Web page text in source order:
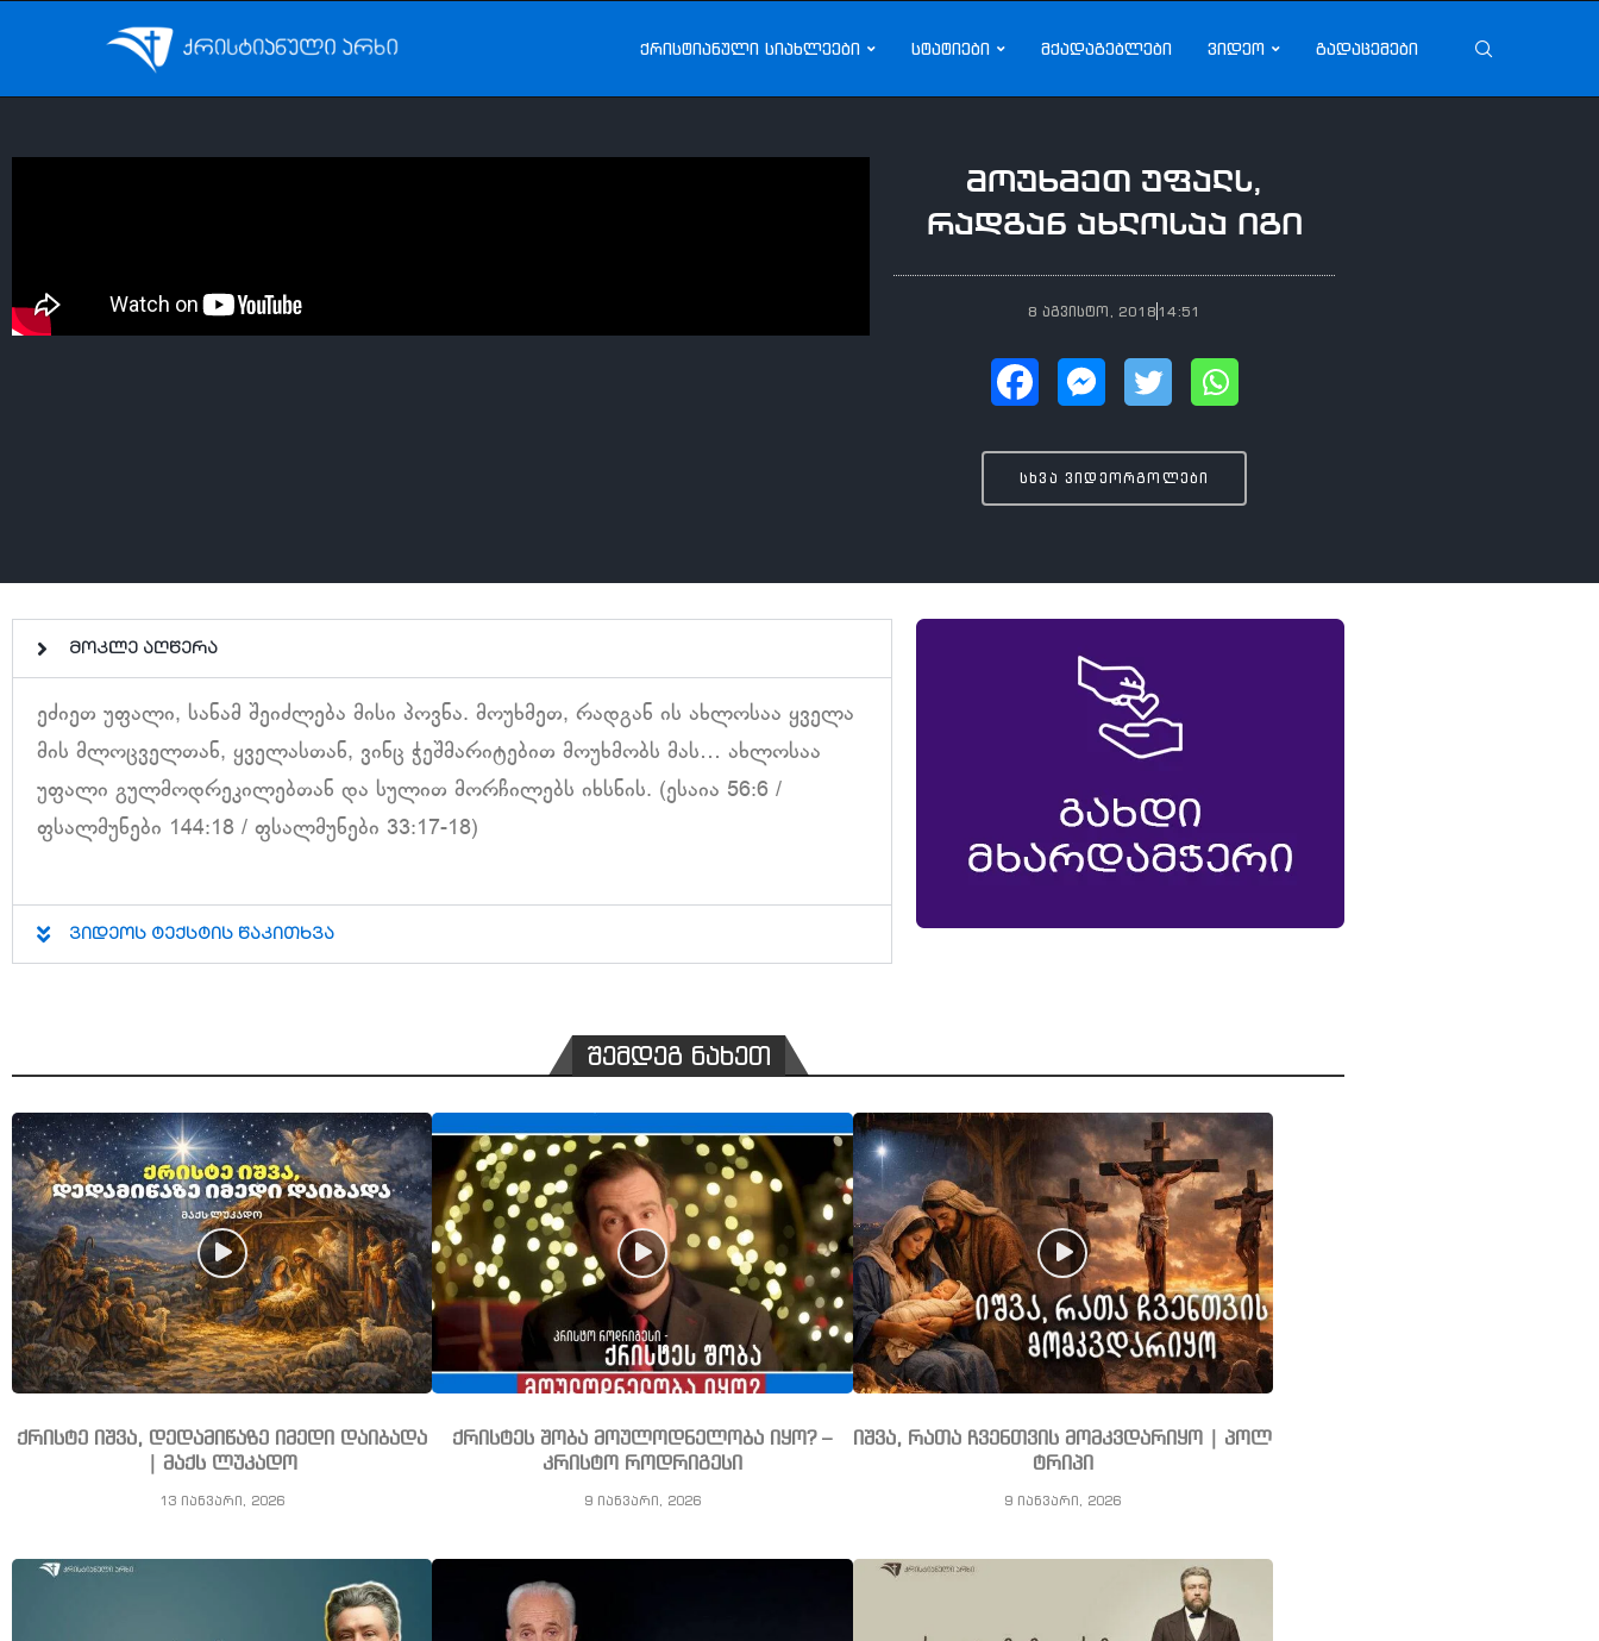
ქრისტიანული სიახლეები სტატიები მქადაგებლები ვიდეო გადაცემები
მოუხმეთ უფალს,
რადგან ახლოსაა იგი
8 აგვისტო, 2018 14:51
სხვა ვიდეორგოლები
მოკლე აღწერა
ეძიეთ უფალი, სანამ შეიძლება მისი პოვნა. მოუხმეთ, რადგან ის ახლოსაა ყველა
მის მლოცველთან, ყველასთან, ვინც ჭეშმარიტებით მოუხმობს მას… ახლოსაა
უფალი გულმოდრეკილებთან და სულით მორჩილებს იხსნის. (ესაია 56:6 /
ფსალმუნები 144:18 / ფსალმუნები 33:17-18)
ვიდეოს ტექსტის წაკითხვა
შემდეგ ნახეთ
ქრისტე იშვა, დედამიწაზე იმედი დაიბადა
| მაქს ლუკადო
13 იანვარი, 2026
ქრისტეს შობა მოულოდნელობა იყო? –
კრისტო როდრიგესი
9 იანვარი, 2026
იშვა, რათა ჩვენთვის მომკვდარიყო | პოლ
ტრიპი
9 იანვარი, 2026